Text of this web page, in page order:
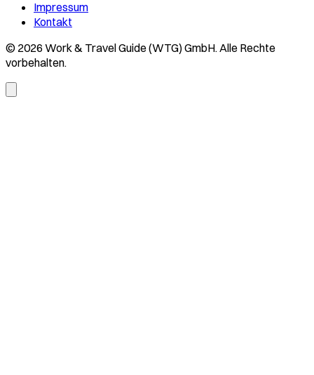
Impressum
Kontakt
© 2026 Work & Travel Guide (WTG) GmbH. Alle Rechte
vorbehalten.